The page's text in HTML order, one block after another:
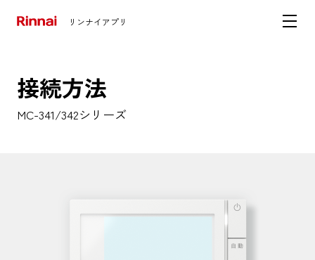
リンナイアプリ
接続方法
MC-341/342シリーズ